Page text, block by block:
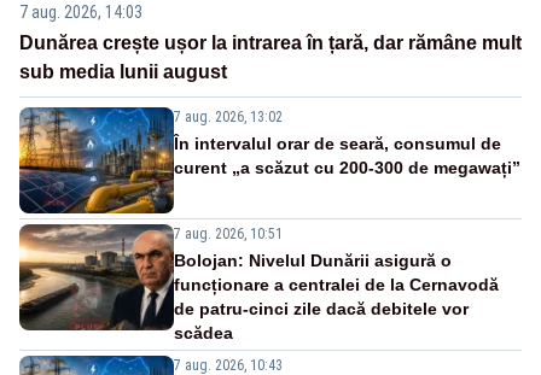
7 aug. 2026, 14:03
Dunărea crește ușor la intrarea în țară, dar rămâne mult
sub media lunii august
7 aug. 2026, 13:02
În intervalul orar de seară, consumul de
curent „a scăzut cu 200-300 de megawați”
7 aug. 2026, 10:51
Bolojan: Nivelul Dunării asigură o
funcționare a centralei de la Cernavodă
de patru-cinci zile dacă debitele vor
scădea
7 aug. 2026, 10:43